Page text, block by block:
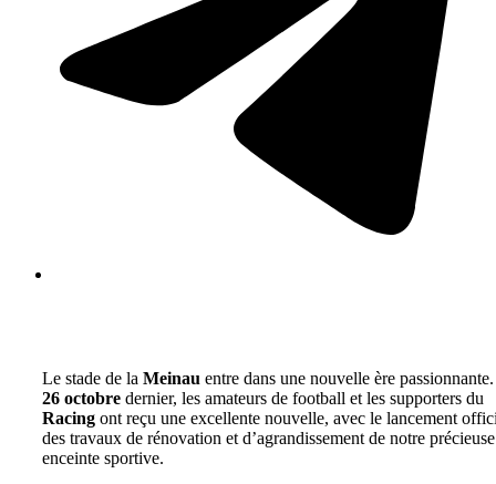
Le stade de la Meinau entre dans une nouvelle ère
26 octobre dernier, les amateurs de football et les supporters du
Racing ont reçu une excellente nouvelle, avec le lancement
des travaux de rénovation et d’agrandissement de notre précieuse
enceinte sportive.